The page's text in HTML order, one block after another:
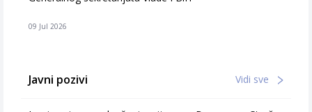
09 Jul 2026
Javni pozivi Vidi sve